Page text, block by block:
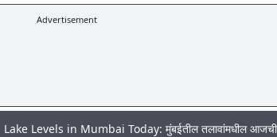
Advertisement
in Mumbai Today: मुंबईतील तलावांमधील आजची पाणी